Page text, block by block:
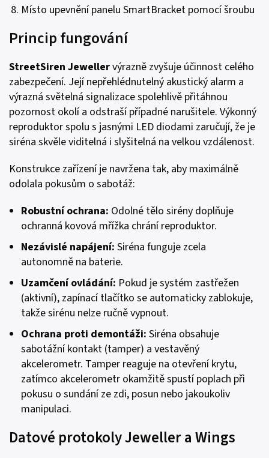
Místo upevnění panelu SmartBracket pomocí šroubu
Princip fungování
StreetSiren Jewellervýrazně zvyšuje účinnost celého
zabezpečení. Její nepřehlédnutelný akustický alarm a
výrazná světelná signalizace spolehlivě přitáhnou
pozornost okolí a odstraší případné narušitele. Výkonný
reproduktor spolu s jasnými LED diodami zaručují, že je
siréna skvěle viditelná i slyšitelná na velkou vzdálenost.
Konstrukce zařízení je navržena tak, aby maximálně
odolala pokusům o sabotáž:
Robustní ochrana: Odolné tělo sirény doplňuje
ochranná kovová mřížka chrání reproduktor.
Nezávislé napájení: Siréna funguje zcela
autonomně na baterie.
Uzamčení ovládání: Pokud je systém zastřežen
(aktivní), zapínací tlačítko se automaticky zablokuje,
takže sirénu nelze ručně vypnout.
Ochrana proti demontáži: Siréna obsahuje
sabotážní kontakt (tamper) a vestavěný
akcelerometr. Tamper reaguje na otevření krytu,
zatímco akcelerometr okamžitě spustí poplach při
pokusu o sundání ze zdi, posun nebo jakoukoliv
manipulaci.
Datové protokoly Jeweller a Wings